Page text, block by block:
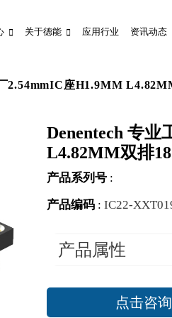
关于德能 应用行业 资讯动态
2.54mmIC座H1.9MM
Denentech 专业
L4.82MM双排
产品系列号 :
产品编码 : IC22-
产品属性
点击咨询